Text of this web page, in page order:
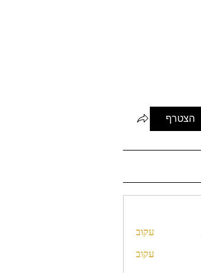
הצטרף
עקוב
עקוב